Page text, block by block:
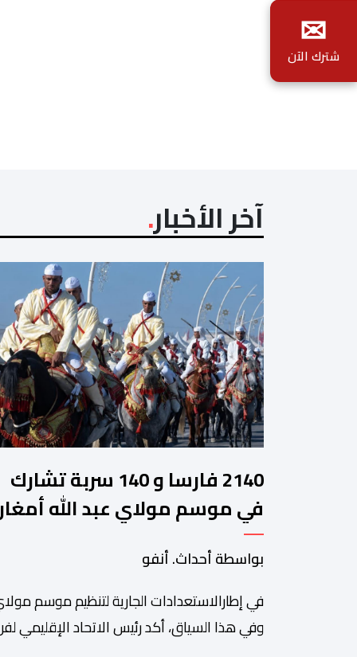
آخر الأخبار
2140 فارسا و 140 سربة تشارك
في موسم مولاي عبد الله
بواسطة أحداث. أنفو
في إطارالاستعدادات الجارية لتنظيم موسم
وفي هذا السياق، أكد رئيس الاتحاد الإقليمي لفن
✉
شترك الآن